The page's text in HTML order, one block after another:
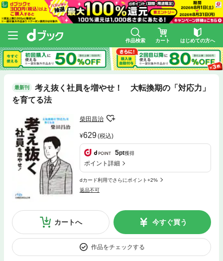
作品検索 カート はじめての方へ
最新刊
考え抜く社員を増やせ！ 大転換期の「対応力」
を育てる法
柴田昌治
629(税込)
5pt獲得
ポイント詳細
dカード利用でさらにポイント+2%
返品不可
カートへ 今すぐ買う
作品をチェックする